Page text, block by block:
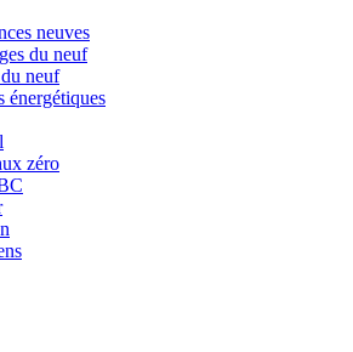
neuves
du neuf
neuf
énergétiques
zéro